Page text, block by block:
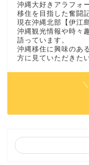
沖縄大好きアラフォ
移住を目指した奮闘記
現在沖縄北部【伊江
沖縄観光情報や時々
語っています。
沖縄移住に興味のあ
方に見ていただきた